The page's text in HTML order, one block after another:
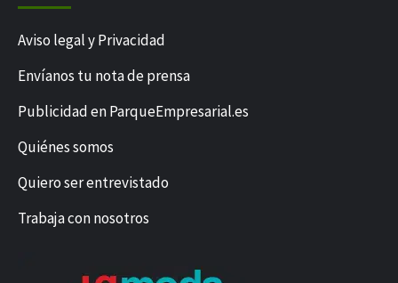
Aviso legal y Privacidad
Envíanos tu nota de prensa
Publicidad en ParqueEmpresarial.es
Quiénes somos
Quiero ser entrevistado
Trabaja con nosotros